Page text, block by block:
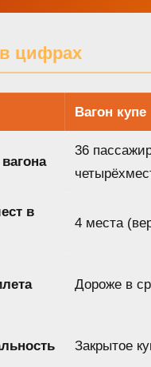
цифрах
Вагон купе
36
в
4 места
Дороже в
Закрытое